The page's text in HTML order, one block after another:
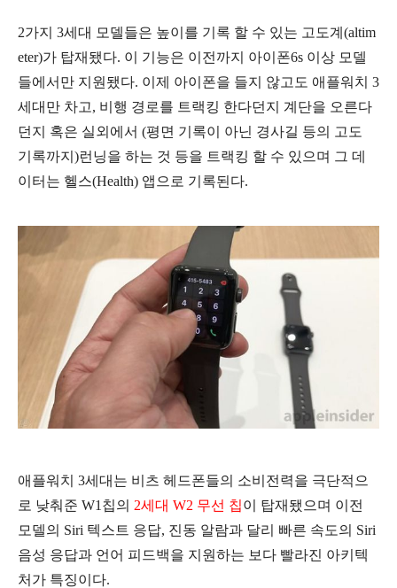
2가지 3세대 모델들은 높이를 기록 할 수 있는 고도계(altim
eter)가 탑재됐다. 이 기능은 이전까지 아이폰6s 이상 모델
들에서만 지원됐다. 이제 아이폰을 들지 않고도 애플워치 3
세대만 차고, 비행 경로를 트랙킹 한다던지 계단을 오른다
던지 혹은 실외에서 (평면 기록이 아닌 경사길 등의 고도
기록까지)런닝을 하는 것 등을 트랙킹 할 수 있으며 그 데
이터는 헬스(Health) 앱으로 기록된다.
애플워치 3세대는 비츠 헤드폰들의 소비전력을 극단적으
로 낮춰준 W1칩의 2세대 W2 무선 칩이 탑재됐으며 이전
모델의 Siri 텍스트 응답, 진동 알람과 달리 빠른 속도의 Siri
음성 응답과 언어 피드백을 지원하는 보다 빨라진 아키텍
처가 특징이다.